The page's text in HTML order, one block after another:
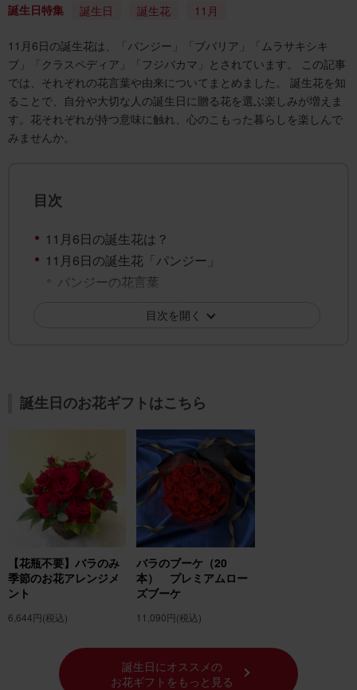
誕生日特集 誕生日 誕生花 11月
11月6日の誕生花は、「パンジー」「ブバリア」「ムラサキシキ
ブ」「クラスペディア」「フジバカマ」とされています。 この記事
では、それぞれの花言葉や由来についてまとめました。 誕生花を知
ることで、自分や大切な人の誕生日に贈る花を選ぶ楽しみが増えま
す。花それぞれが持つ意味に触れ、心のこもった暮らしを楽しんで
みませんか。
目次
目次を開く
11月6日の誕生花は？
11月6日の誕生花「パンジー」
パンジーの花言葉
11月6日の誕生花「ブバリア」
ムラサキシキブの花言葉
ムラサキシキブの花言葉の由来
11月6日の誕生花「クラスペディア」
クラスペディアの花言葉
クラスペディアの花言葉の由来
11月6日の誕生花「フジバカマ」
フジバカマの花言葉
フジバカマの花言葉の由来
月の誕生花の紹介 11月の誕生花 「ツバキ」
11月の誕生花一覧
誕生花でフラワーギフトを贈ろう！
誕生日のお花ギフトはこちら
【花瓶不要】バラのみ
季節のお花アレンジメ
ント
6,644円(税込)
バラのブーケ（20
本） プレミアムロー
ズブーケ
11,090円(税込)
誕生日にオススメの
お花ギフトをもっと見る